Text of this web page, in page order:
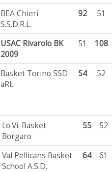
BEA Chieri
S.S.D.R.L.
92 51
USAC Rivarolo BK
2009
51 108
Basket Torino SSD
aRL
54 52
Lo.Vi. Basket
Borgaro
55 52
Val Pellicans Basket
School A.S.D.
64 61